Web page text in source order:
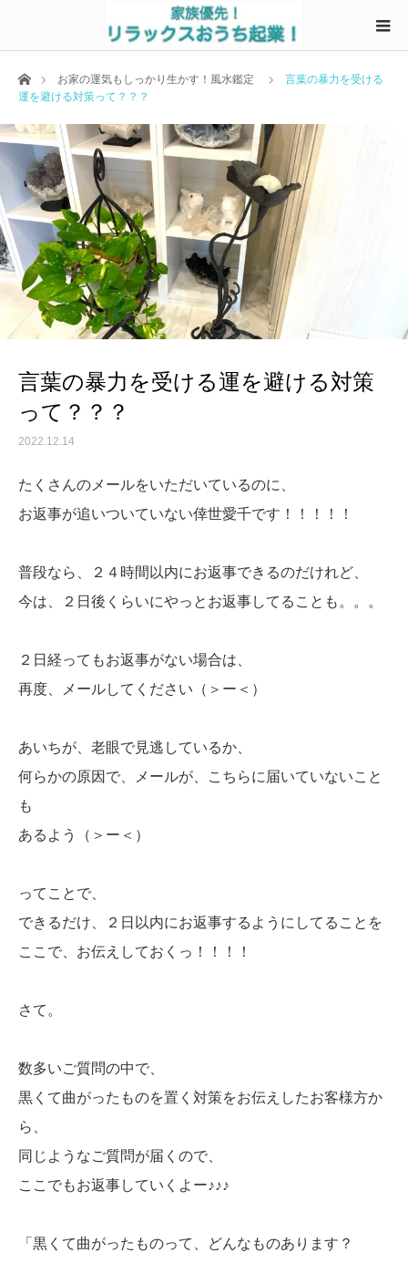
ホームお家の運気もしっかり生かす！風水鑑定
言葉の暴力を受ける
運を避ける対策って？？？
言葉の暴力を受ける運を避ける対策
って？？？
2022.12.14
たくさんのメールをいただいているのに、
お返事が追いついていない倖世愛千です！！！！！
普段なら、２４時間以内にお返事できるのだけれど、
今は、２日後くらいにやっとお返事してることも。。。
２日経ってもお返事がない場合は、
再度、メールしてください（＞ー＜）
あいちが、老眼で見逃しているか、
何らかの原因で、メールが、こちらに届いていないこと
も
あるよう（＞ー＜）
ってことで、
できるだけ、２日以内にお返事するようにしてることを
ここで、お伝えしておくっ！！！！
さて。
数多いご質問の中で、
黒くて曲がったものを置く対策をお伝えしたお客様方か
ら、
同じようなご質問が届くので、
ここでもお返事していくよー♪♪♪
「黒くて曲がったものって、どんなものあります？